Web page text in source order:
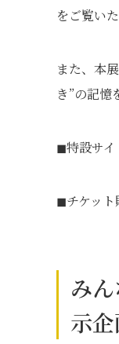
をご覧い
また、本
き”の記憶
◼︎特設サ
◼︎チケッ
み
示